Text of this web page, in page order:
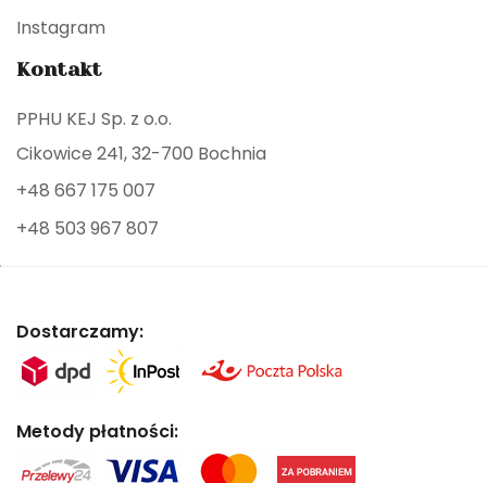
Instagram
Kontakt
PPHU KEJ Sp. z o.o.
Cikowice 241, 32-700 Bochnia
+48 667 175 007
+48 503 967 807
Dostarczamy:
Metody płatności: